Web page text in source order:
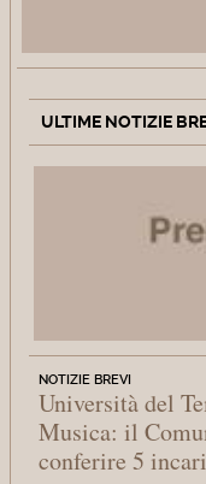
ULTIME NOTIZIE
NOTIZIE BREVI
Università del
Musica: il
conferire 5